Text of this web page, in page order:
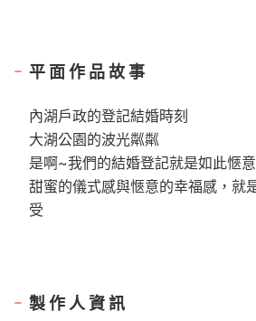
平面作品故事
內湖戶政的登記結婚時刻
大湖公園的波光粼粼
是啊~我們的結婚登記就是如此愜意
甜蜜的儀式感與愜意的幸福感，就
受
製作人資訊